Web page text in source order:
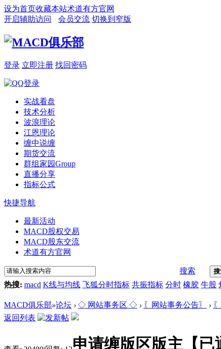
设为首页收藏本站术道有方官网
开启辅助访问
会员交流 切换到窄版
登录 立即注册 找回密码
实战看盘
技术分析
波浪理论
江恩理论
缠中说缠
期货交流
群组家园Group
直播分享
指标公式
快捷导航
最新活动
MACD股权交易
MACD股东交流
术道有方官网
搜索
热搜: macd K线与均线 飞狐分时指标 共振指标 分时 橡胶 牛股
MACD俱乐部»论坛 › ◇ 网站事务区 ◇ › 〖网站事务公告〗 ›
返回列表
申请缠版区版主【已